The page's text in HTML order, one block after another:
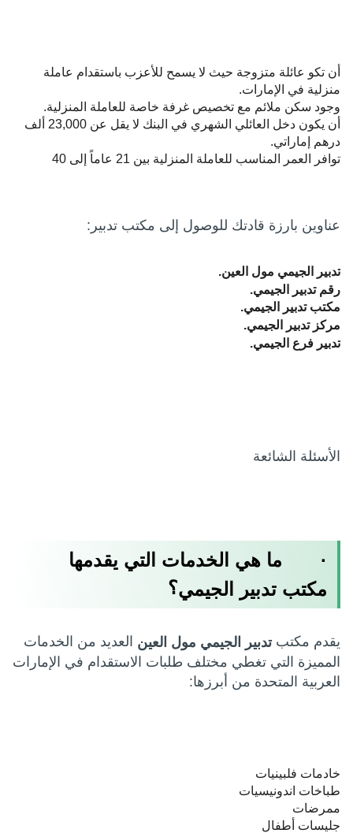
أن تكو عائلة متزوجة حيث لا يسمح للأعزب باستقدام عاملة
منزلية في الإمارات.
وجود سكن ملائم مع تخصيص غرفة خاصة للعاملة المنزلية.
أن يكون دخل العائلي الشهري في البنك لا يقل عن 23,000 ألف
درهم إماراتي.
توافر العمر المناسب للعاملة المنزلية بين 21 عاماً إلى 40
عناوين بارزة قادتك للوصول إلى مكتب تدبير:
تدبير الجيمي مول العين.
رقم تدبير الجيمي.
مكتب تدبير الجيمي.
مركز تدبير الجيمي.
تدبير فرع الجيمي.
الأسئلة الشائعة
· ما هي الخدمات التي يقدمها
مكتب تدبير الجيمي؟
يقدم مكتبتدبير الجيمي مول العين العديد من الخدمات
المميزة التي تغطي مختلف طلبات الاستقدام في الإمارات
العربية المتحدة من أبرزها:
خادمات فلبينيات
طباخات اندونيسيات
ممرضات
جليسات أطفال